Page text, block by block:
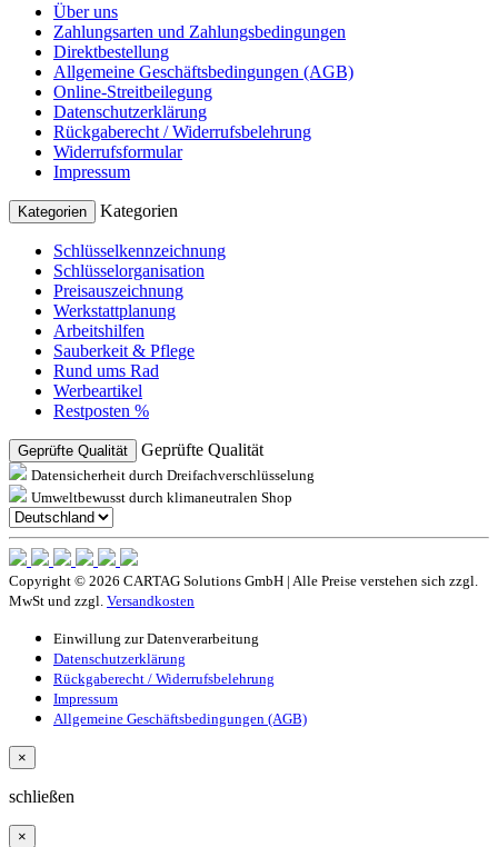
Über uns
Zahlungsarten und Zahlungsbedingungen
Direktbestellung
Allgemeine Geschäftsbedingungen (AGB)
Online-Streitbeilegung
Datenschutzerklärung
Rückgaberecht / Widerrufsbelehrung
Widerrufsformular
Impressum
Kategorien Kategorien
Schlüsselkennzeichnung
Schlüsselorganisation
Preisauszeichnung
Werkstattplanung
Arbeitshilfen
Sauberkeit & Pflege
Rund ums Rad
Werbeartikel
Restposten %
Geprüfte Qualität Geprüfte Qualität
Datensicherheit durch Dreifachverschlüsselung
Umweltbewusst durch klimaneutralen Shop
Copyright © 2026 CARTAG Solutions GmbH | Alle Preise verstehen sich zzgl.
MwSt und zzgl. Versandkosten
Einwillung zur Datenverarbeitung
Datenschutzerklärung
Rückgaberecht / Widerrufsbelehrung
Impressum
Allgemeine Geschäftsbedingungen (AGB)
×
schließen
×